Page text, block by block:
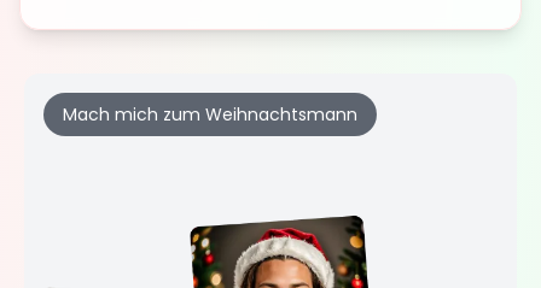
Mach mich zum Weihnachtsmann